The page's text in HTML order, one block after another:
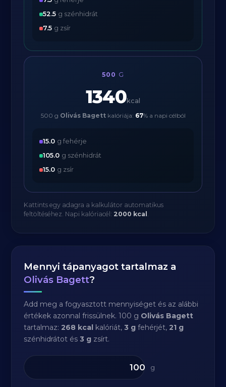
52.5 g szénhidrát
7.5 g zsír
500 G
1340kcal
500 g Olivás Bagettkalóriája: 67% a napi célból
15.0 g fehérje
105.0 g szénhidrát
15.0 g zsír
Kattints egy adagra a kalkulátor automatikus
feltöltéséhez. Napi kalóriacél: 2000 kcal .
Mennyi tápanyagot tartalmaz a
Olivás Bagett?
Add meg a fogyasztott mennyiséget és az alábbi
értékek azonnal frissülnek. 100 g Olivás Bagett
tartalmaz:268 kcal kalóriát,3 g fehérjét,21 g
szénhidrátot és3 g zsírt.
g